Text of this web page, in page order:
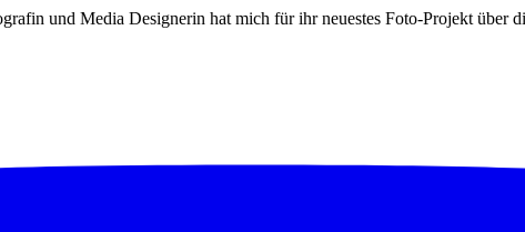
und Media Designerin hat mich für ihr neuestes Foto-Projekt über